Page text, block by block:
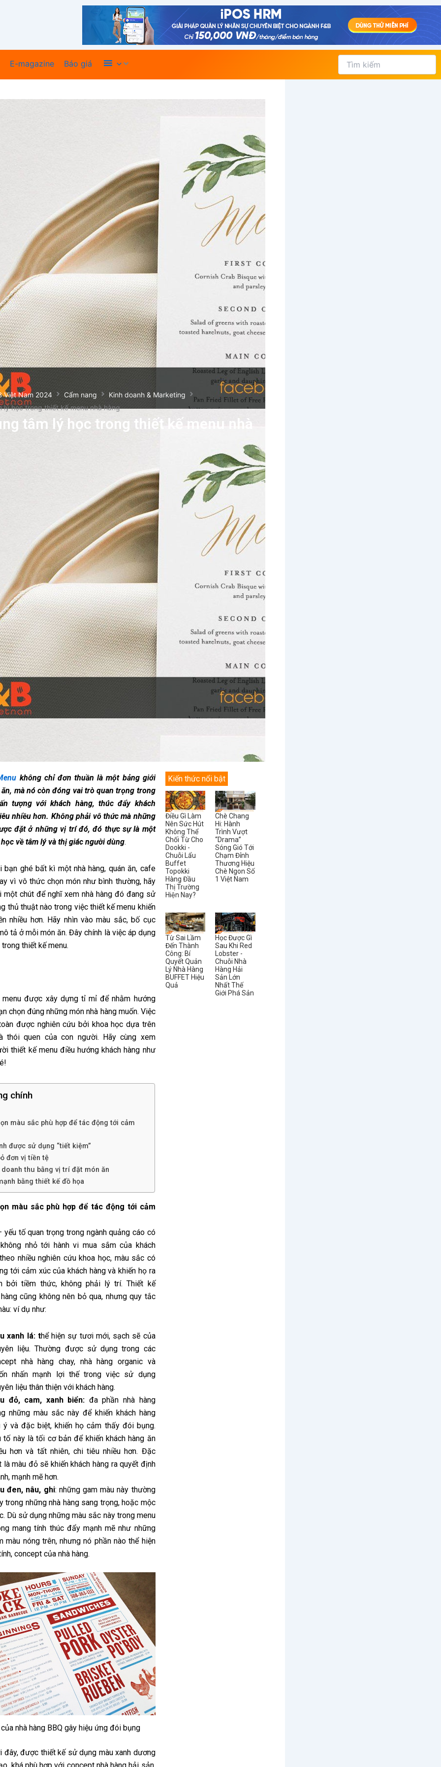
E-magazine Báo giá Xem thêm
Tìm
kiếm
Việt Nam 2024 Cẩm nang
Kinh doanh & Marketing
lý học trong thiết kế menu nhà hàng
tâm lý học trong thiết kế menu nhà
không chỉ đơn thuần là một bảng giới
mà nó còn đóng vai trò quan trọng trong
tượng với khách hàng, thúc đẩy khách
nhiều hơn. Không phải vô thức mà những
đặt ở những vị trí đó, đó thực sự là một
về tâm lý và thị giác người dùng.
bạn ghé bất kì một nhà hàng, quán ăn, cafe
vì vô thức chọn món như bình thường, hãy
một chút để nghĩ xem nhà hàng đó đang sử
thủ thuật nào trong việc thiết kế menu khiến
nhiều hơn. Hãy nhìn vào màu sắc, bố cục
tả ở mỗi món ăn. Đây chính là việc áp dụng
thiết kế menu.
menu được xây dựng tỉ mỉ để nhằm hướng
chọn đúng những món nhà hàng muốn. Việc
được nghiên cứu bởi khoa học dựa trên
thói quen của con người. Hãy cùng xem
thiết kế menu điều hướng khách hàng như
chính
màu sắc phù hợp để tác động tới cảm
được sử dụng “tiết kiệm”
đơn vị tiền tệ
thu bằng vị trí đặt món ăn
bằng thiết kế đồ họa
màu sắc phù hợp để tác động tới cảm
yếu tố quan trọng trong ngành quảng cáo có
nhỏ tới hành vi mua sắm của khách
nhiều nghiên cứu khoa học, màu sắc có
tới cảm xúc của khách hàng và khiến họ ra
bởi tiềm thức, không phải lý trí. Thiết kế
cũng không nên bỏ qua, nhưng quy tắc
ví dụ như:
xanh lá: thể hiện sự tươi mới, sạch sẽ của
liệu. Thường được sử dụng trong các
nhà hàng chay, nhà hàng organic và
nhấn mạnh lợi thế trong việc sử dụng
liệu thân thiện với khách hàng.
đỏ, cam, xanh biển: đa phần nhà hàng
những màu sắc này để khiến khách hàng
ý và đặc biệt, khiến họ cảm thấy đói bụng.
tố này là tối cơ bản để khiến khách hàng ăn
hơn và tất nhiên, chi tiêu nhiều hơn. Đặc
là màu đỏ sẽ khiến khách hàng ra quyết định
mạnh mẽ hơn.
đen, nâu, ghi: những gam màu này thường
trong những nhà hàng sang trọng, hoặc mộc
Dù sử dụng những màu sắc này trong menu
mang tính thúc đẩy mạnh mẽ như những
màu nóng trên, nhưng nó phần nào thể hiện
concept của nhà hàng.
nhà hàng BBQ gây hiệu ứng đói bụng
đây, được thiết kế sử dụng màu xanh dương
Kiến thức nổi bật
Điều Gì Làm
Nên Sức Hút
Không Thể
Chối Từ Cho
Dookki -
Chuỗi Lẩu
Buffet
Topokki
Hàng Đầu
Thị Trường
Hiện Nay?
Chè Chang
Hi: Hành
Trình Vượt
“Drama”
Sóng Gió Tới
Chạm Đỉnh
Thương Hiệu
Chè Ngon Số
1 Việt Nam
Từ Sai Lầm
Đến Thành
Công: Bí
Quyết Quản
Lý Nhà Hàng
BUFFET Hiệu
Quả
Học Được Gì
Sau Khi Red
Lobster -
Chuỗi Nhà
Hàng Hải
Sản Lớn
Nhất Thế
Giới Phá Sản